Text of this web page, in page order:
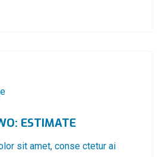
ESTIMATE
sit amet, conse ctetur ai